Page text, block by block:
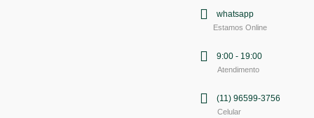
whatsapp
Estamos Online
9:00 - 19:00
Atendimento
(11) 96599-3756
Celular